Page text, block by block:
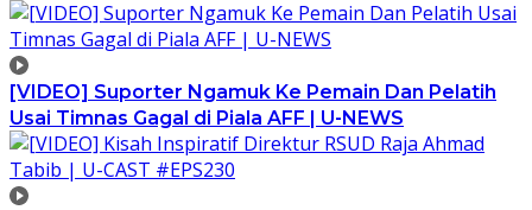
[VIDEO] Suporter Ngamuk Ke Pemain Dan Pelatih
Usai Timnas Gagal di Piala AFF | U-NEWS